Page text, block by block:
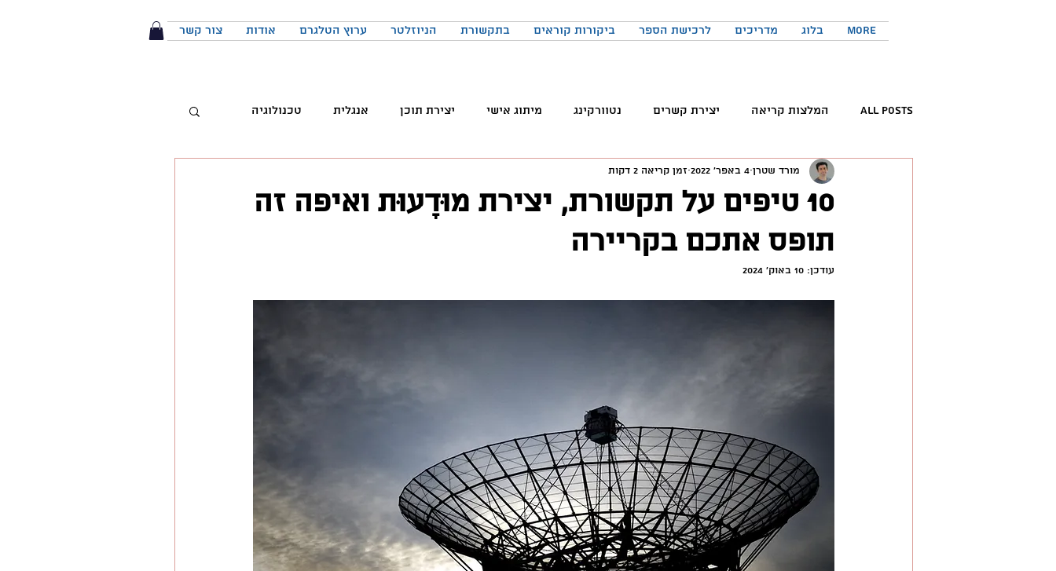
צור קשר אודות ערוץ הטלגרם הניוזלטר בתקשורת ביקורות קוראים לרכישת הספר מדריכים בלוג More
All Posts המלצות קריאה יצירת קשרים נטוורקינג מיתוג אישי יצירת תוכן אנגלית טכנולוגיה
קריאת ספרים פורום החדשנות והטכנולוגיה
המלצות פודקאסטים כישורים רכים כתיבה הרגלים
יזמות יצירתיות באקדמיה למידה ChatGPT המלצות צפייה דיבור מול קהל
10 טיפים על תקשורת, יצירת מוּדָעוּת ואיפה זה
תופס אתכם בקריירה
מורד שטרן 4 באפר׳ 2022 זמן קריאה 2 דקות
עודכן: 10 באוק׳ 2024